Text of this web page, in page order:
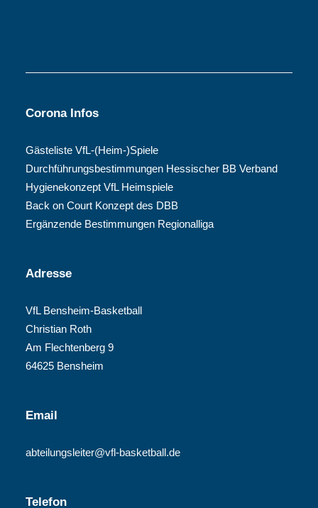
Corona Infos
Gästeliste VfL-(Heim-)Spiele
Durchführungsbestimmungen Hessischer BB Verband
Hygienekonzept VfL Heimspiele
Back on Court Konzept des DBB
Ergänzende Bestimmungen Regionalliga
Adresse
VfL Bensheim-Basketball
Christian Roth
Am Flechtenberg 9
64625 Bensheim
Email
abteilungsleiter@vfl-basketball.de
Telefon